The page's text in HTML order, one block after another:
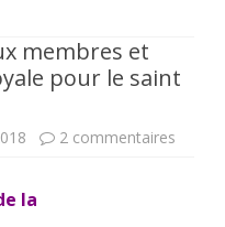
membres et
pour le saint
2 commentaires
la